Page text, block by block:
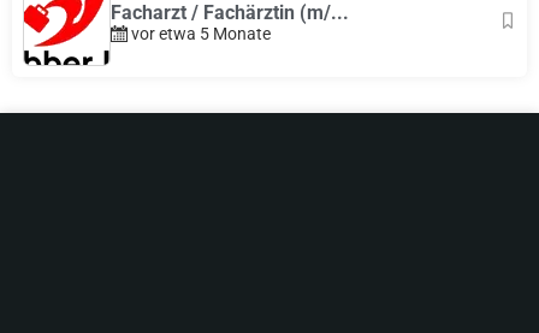
Facharzt / Fachärztin (m/...
vor etwa 5 Monate